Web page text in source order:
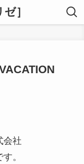
］
会社
。